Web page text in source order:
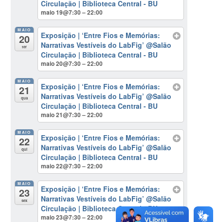
Circulação | Biblioteca Central - BU
maio 19@7:30 – 22:00
MAIO
20
ter
Exposição | ‘Entre Fios e Memórias:
Narrativas Vestíveis do LabFig’@Salão
Circulação | Biblioteca Central - BU
maio 20@7:30 – 22:00
MAIO
21
qua
Exposição | ‘Entre Fios e Memórias:
Narrativas Vestíveis do LabFig’@Salão
Circulação | Biblioteca Central - BU
maio 21@7:30 – 22:00
MAIO
22
qui
Exposição | ‘Entre Fios e Memórias:
Narrativas Vestíveis do LabFig’@Salão
Circulação | Biblioteca Central - BU
maio 22@7:30 – 22:00
MAIO
23
sex
Exposição | ‘Entre Fios e Memórias:
Narrativas Vestíveis do LabFig’@Salão
Circulação | Biblioteca Central - BU
maio 23@7:30 – 22:00